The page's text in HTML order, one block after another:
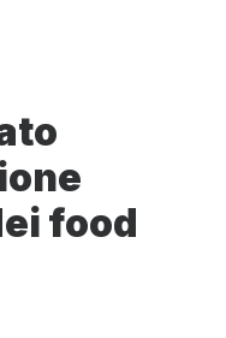
food